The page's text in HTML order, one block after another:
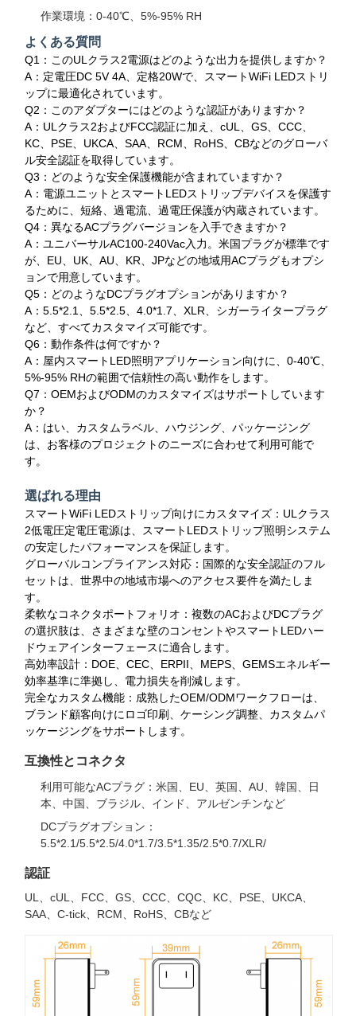
作業環境：0-40℃、5%-95% RH
よくある質問
Q1：このULクラス2電源はどのような出力を提供しますか？
A：定電圧DC 5V 4A、定格20Wで、スマートWiFi LEDストリ
ップに最適化されています。
Q2：このアダプターにはどのような認証がありますか？
A：ULクラス2およびFCC認証に加え、cUL、GS、CCC、
KC、PSE、UKCA、SAA、RCM、RoHS、CBなどのグローバ
ル安全認証を取得しています。
Q3：どのような安全保護機能が含まれていますか？
A：電源ユニットとスマートLEDストリップデバイスを保護す
るために、短絡、過電流、過電圧保護が内蔵されています。
Q4：異なるACプラグバージョンを入手できますか？
A：ユニバーサルAC100-240Vac入力。米国プラグが標準です
が、EU、UK、AU、KR、JPなどの地域用ACプラグもオプシ
ョンで用意しています。
Q5：どのようなDCプラグオプションがありますか？
A：5.5*2.1、5.5*2.5、4.0*1.7、XLR、シガーライタープラグ
など、すべてカスタマイズ可能です。
Q6：動作条件は何ですか？
A：屋内スマートLED照明アプリケーション向けに、0-40℃、
5%-95% RHの範囲で信頼性の高い動作をします。
Q7：OEMおよびODMのカスタマイズはサポートしています
か？
A：はい、カスタムラベル、ハウジング、パッケージング
は、お客様のプロジェクトのニーズに合わせて利用可能で
す。
選ばれる理由
スマートWiFi LEDストリップ向けにカスタマイズ：ULクラス
2低電圧定電圧電源は、スマートLEDストリップ照明システム
の安定したパフォーマンスを保証します。
グローバルコンプライアンス対応：国際的な安全認証のフル
セットは、世界中の地域市場へのアクセス要件を満たしま
す。
柔軟なコネクタポートフォリオ：複数のACおよびDCプラグ
の選択肢は、さまざまな壁のコンセントやスマートLEDハー
ドウェアインターフェースに適合します。
高効率設計：DOE、CEC、ERPII、MEPS、GEMSエネルギー
効率基準に準拠し、電力損失を削減します。
完全なカスタム機能：成熟したOEM/ODMワークフローは、
ブランド顧客向けにロゴ印刷、ケーシング調整、カスタムパ
ッケージングをサポートします。
互換性とコネクタ
利用可能なACプラグ：米国、EU、英国、AU、韓国、日
本、中国、ブラジル、インド、アルゼンチンなど
DCプラグオプション：
5.5*2.1/5.5*2.5/4.0*1.7/3.5*1.35/2.5*0.7/XLR/
認証
UL、cUL、FCC、GS、CCC、CQC、KC、PSE、UKCA、
SAA、C-tick、RCM、RoHS、CBなど